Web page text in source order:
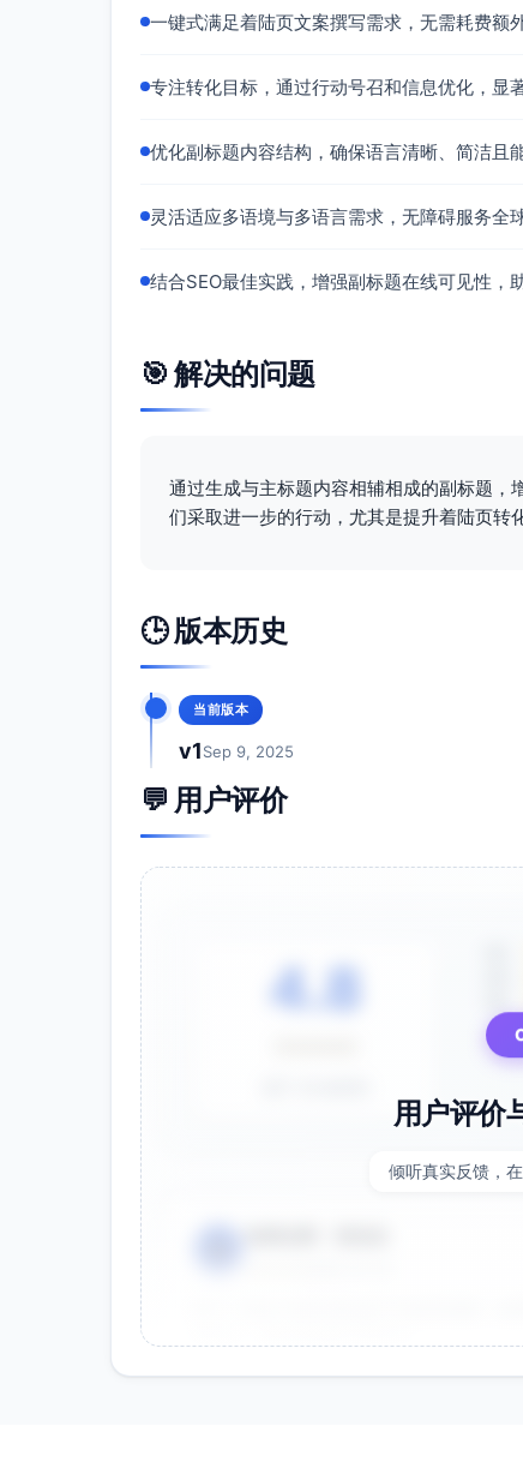
一键式满足着陆页文案撰写需求，无需耗费额
专注转化目标，通过行动号召和信息优化，显
优化副标题内容结构，确保语言清晰、简洁且
灵活适应多语境与多语言需求，无障碍服务全球
结合SEO最佳实践，增强副标题在线可见性，
🎯 解决的问题
通过生成与主标题内容相辅相成的副标题，
们采取进一步的行动，尤其是提升着陆页转化
🕒 版本历史
当前版本
v1Sep 9, 2025
💬 用户评价
4.8
用户评价
倾听真实反馈，